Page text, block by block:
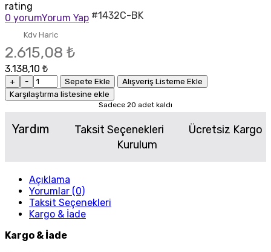
rating
0 yorumYorum Yap #1432C-BK
Kdv Haric
2.615,08 ₺
3.138,10 ₺
+ - Sepete Ekle
Alışveriş Listeme Ekle
Karşılaştırma listesine ekle
Sadece 20 adet kaldı
Yardım Taksit Seçenekleri
Ücretsiz Kargo
Kurulum
Açıklama
Yorumlar (0)
Taksit Seçenekleri
Kargo & İade
Kargo & İade